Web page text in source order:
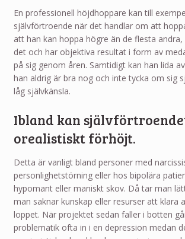
En professionell höjdhoppare kan till
självförtroende när det handlar om att
att han kan hoppa högre än de flesta
det och har objektiva resultat i form av
på sig genom åren. Samtidigt kan han lida
han aldrig är bra nog och inte tycka om sig
låg självkänsla.
Ibland kan
orealistiskt förhöjt.
Detta är vanligt bland personer med
personlighetstörning eller hos bipolära
hypomant eller maniskt skov. Då tar man
man saknar kunskap eller resurser att klara
loppet. När projektet sedan faller i botten
problematik ofta in i en depression medan